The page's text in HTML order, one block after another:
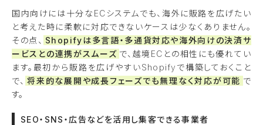
国内向けには十分なECシステムでも、海外に販路を広げたい
と考えた時に柔軟に対応できないケースは少なくありません。
その点、 Shopifyは多言語・多通貨対応や海外向けの決済サ
ービスとの連携がスムーズ で、越境ECとの相性にも優れてい
ます。最初から販路を広げやすいShopifyで構築しておくこと
で、 将来的な展開や成長フェーズでも無理なく対応が可能 で
す。
SEO・SNS・広告などを活用し集客できる事業者